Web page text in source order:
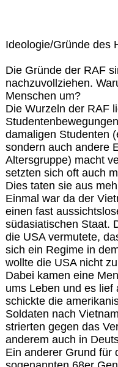
Ideologie/Gründe des
Die Gründe der RAF
nachzuvollziehen.
Menschen um?
Die Wurzeln der RAF
damaligen Studenten
sondern auch andere
Altersgruppe) macht
setzten sich oft auch
Dies taten sie aus
Einmal war da der
einen fast
südasiatischen Staat.
die USA vermutete,
sich ein Regime in
wollte die USA nicht
Dabei kamen eine
ums Leben und es lief
schickte die
Soldaten nach
strierten gegen das
anderem auch in
Ein anderer Grund für